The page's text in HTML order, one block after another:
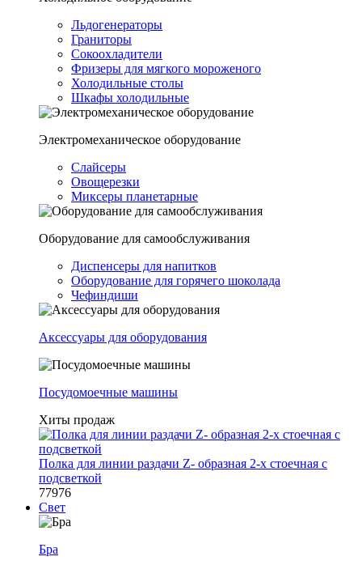
Льдогенераторы
Граниторы
Сокоохладители
Фризеры для мягкого мороженого
Холодильные столы
Шкафы холодильные
Электромеханическое оборудование
Слайсеры
Овощерезки
Миксеры планетарные
Оборудование для самообслуживания
Диспенсеры для напитков
Оборудование для горячего шоколада
Чефиндиши
Аксессуары для оборудования
Посудомоечные машины
Хиты продаж
Полка для линии раздачи Z- образная 2-х стоечная с
подсветкой
77976
Свет
Бра